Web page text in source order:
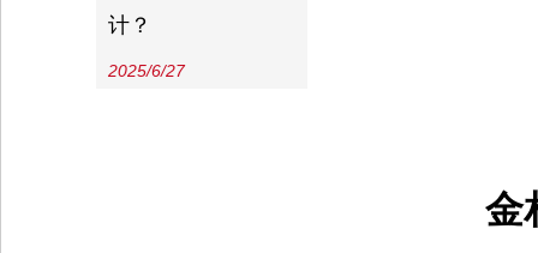
计？
2025/6/27
金